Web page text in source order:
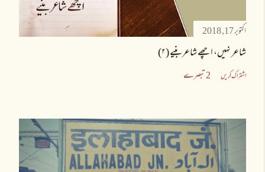
اکتوبر 17, 2018
شاعر نہیں، اچھے شاعر بنیے (۲)
اشتراک کریں 2 تبصرے